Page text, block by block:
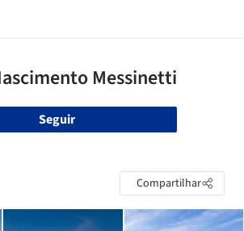
Seguir
Compartilhar